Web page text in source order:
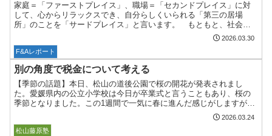
家庭＝「ファーストプレイス」、職場＝「セカンドプレイス」に対
して、心からリラックスでき、自分らしくいられる「第三の居場
所」のことを「サードプレイス」と言います。 もともと、社会学
者のレイ・オルデンバーグが提唱した概念ですが、人生100年時代...
2026.03.30
F&Aレポート
別の角度で税金について考える
【季節の話題】本日、松山の道後公園で桜の開花が発表されまし
た。愛媛県内の公立小学校は今日が卒業式と言うこともあり、桜の
季節となりました。この1週間で一気に春に進んだ感じがしますが、
皆さんの周りでいかがでしょうか。春と言えば来週4月からの道交...
2026.03.24
ボストーク
松山藤原塾